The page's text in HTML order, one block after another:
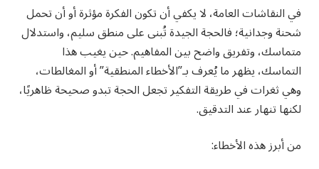
في النقاشات العامة، لا يكفي أن تكون الفكرة مؤثرة أو أن تحمل
شحنة وجدانية؛ فالحجة الجيدة تُبنى على منطق سليم، واستدلال
متماسك، وتفريق واضح بين المفاهيم. حين يغيب هذا
التماسك، يظهر ما يُعرف بـ”الأخطاء المنطقية” أو المغالطات،
وهي ثغرات في طريقة التفكير تجعل الحجة تبدو صحيحة ظاهريًا،
لكنها تنهار عند التدقيق.
من أبرز هذه الأخطاء: